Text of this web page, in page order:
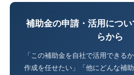
補助金の申請・活用につ
らから
「この補助金を自社で活用できる
作成を任せたい」「他にどんな補